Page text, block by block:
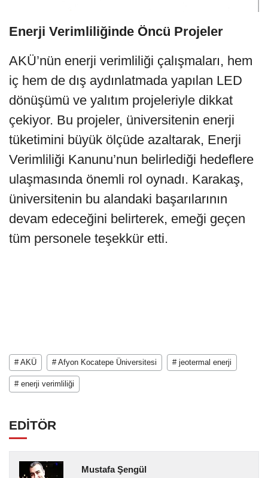
Enerji Verimliliğinde Öncü Projeler
AKÜ’nün enerji verimliliği çalışmaları, hem
iç hem de dış aydınlatmada yapılan LED
dönüşümü ve yalıtım projeleriyle dikkat
çekiyor. Bu projeler, üniversitenin enerji
tüketimini büyük ölçüde azaltarak, Enerji
Verimliliği Kanunu’nun belirlediği hedeflere
ulaşmasında önemli rol oynadı. Karakaş,
üniversitenin bu alandaki başarılarının
devam edeceğini belirterek, emeği geçen
tüm personele teşekkür etti.
# AKÜ # Afyon Kocatepe Üniversitesi # jeotermal enerji
# enerji verimliliği
EDİTÖR
Mustafa Şengül